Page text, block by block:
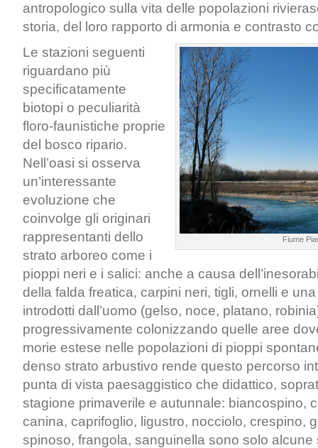
antropologico sulla vita delle popolazioni
storia, del loro rapporto di armonia e contrasto
Fiume
Le stazioni seguenti
riguardano più
specificatamente
biotopi o peculiarità
floro-faunistiche proprie
del bosco ripario.
Nell’oasi si osserva
un’interessante
evoluzione che
coinvolge gli originari
rappresentanti dello
strato arboreo come i
pioppi neri e i salici: anche a causa
della falda freatica, carpini neri, tigli, ornelli e
introdotti dall’uomo (gelso, noce, platano,
progressivamente colonizzando quelle aree
morie estese nelle popolazioni di pioppi
denso strato arbustivo rende questo percorso
punta di vista paesaggistico che didattico,
stagione primaverile e autunnale: biancospino,
canina, caprifoglio, ligustro, nocciolo, crespino,
spinoso, frangola, sanguinella sono solo alcune